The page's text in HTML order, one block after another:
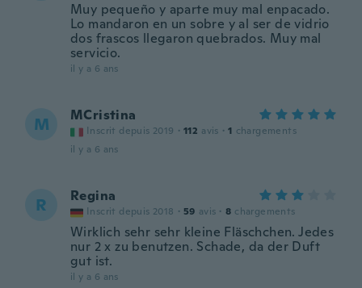
Muy pequeño y aparte muy mal enpacado.
Lo mandaron en un sobre y al ser de vidrio
dos frascos llegaron quebrados. Muy mal
servicio.
il y a 6 ans
M MCristina
Inscrit depuis 2019 · 112 avis · 1 chargements
il y a 6 ans
R Regina
Inscrit depuis 2018 · 59 avis · 8 chargements
Wirklich sehr sehr kleine Fläschchen. Jedes
nur 2 x zu benutzen. Schade, da der Duft
gut ist.
il y a 6 ans